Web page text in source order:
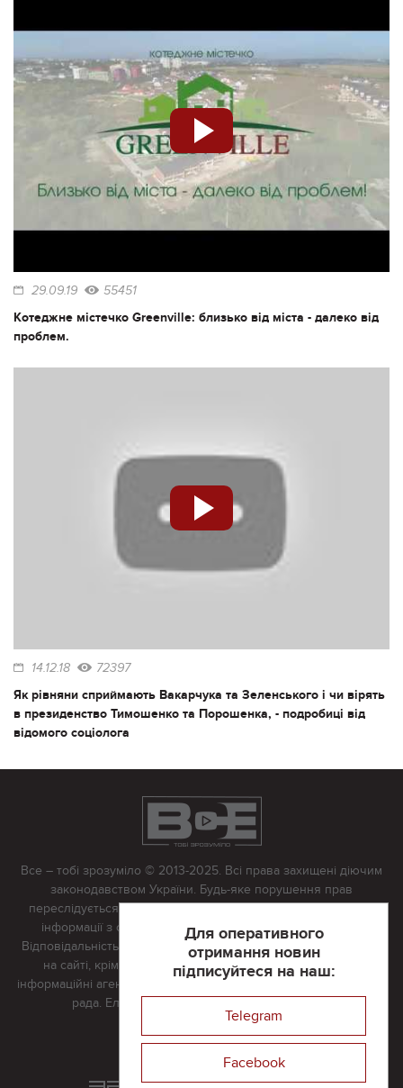
29.09.19 55451
Котеджне містечко Greenville: близько від міста - далеко від
проблем.
14.12.18 72397
Як рівняни сприймають Вакарчука та Зеленського і чи вірять
в президенство Тимошенко та Порошенка, - подробиці від
відомого соціолога
Для оперативного
отримання новин
підписуйтеся на наш:
Telegram
Facebook
Все – тобі зрозуміло © 2013-2025. Всі права захищені діючим
законодавством України. Будь-яке порушення прав
переслідується в судовому порядку. Будь-яке відтворення
інформації з сайту тільки з письмово дозволу редакції.
Відповідальність за достовірність усіх матеріалів, розміщених
на сайті, крім матеріалів, які містять посилання на інші
інформаційні агентства або інтернет-видання, несе редакційна
рада. Електронна пошта:
Реклама на сайті
Розроблений та підтримується